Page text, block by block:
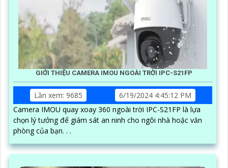
GIỚI THIỆU CAMERA IMOU NGOÀI TRỜI IPC-S21FP
Lần xem: 9685
6/19/2024 4:45:12 PM
Camera IMOU quay xoay 360 ngoài trời IPC-S21FP là lựa
chọn lý tưởng để giám sát an ninh cho ngôi nhà hoặc văn
phòng của bạn. . .